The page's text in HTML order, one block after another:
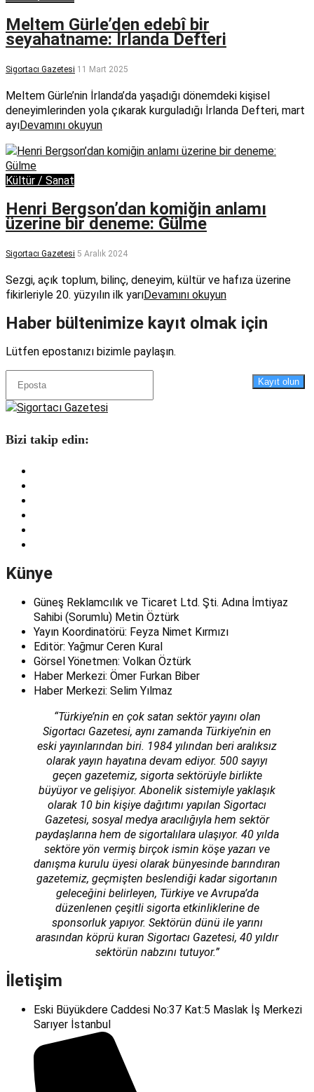
Meltem Gürle’den edebî bir
seyahatname: İrlanda Defteri
Sigortacı Gazetesi 11 Mart 2025
Meltem Gürle’nin İrlanda’da yaşadığı dönemdeki kişisel
deneyimlerinden yola çıkarak kurguladığı İrlanda Defteri, mart
ayıDevamını okuyun
Kültür / Sanat
Henri Bergson’dan komiğin anlamı
üzerine bir deneme: Gülme
Sigortacı Gazetesi 5 Aralık 2024
Sezgi, açık toplum, bilinç, deneyim, kültür ve hafıza üzerine
fikirleriyle 20. yüzyılın ilk yarıDevamını okuyun
Haber bültenimize kayıt olmak için
Lütfen epostanızı bizimle paylaşın.
Kayıt olun
Bizi takip edin:
Künye
Güneş Reklamcılık ve Ticaret Ltd. Şti. Adına İmtiyaz
Sahibi (Sorumlu) Metin Öztürk
Yayın Koordinatörü: Feyza Nimet Kırmızı
Editör: Yağmur Ceren Kural
Görsel Yönetmen: Volkan Öztürk
Haber Merkezi: Ömer Furkan Biber
Haber Merkezi: Selim Yılmaz
“Türkiye’nin en çok satan sektör yayını olan
Sigortacı Gazetesi, aynı zamanda Türkiye’nin en
eski yayınlarından biri. 1984 yılından beri aralıksız
olarak yayın hayatına devam ediyor. 500 sayıyı
geçen gazetemiz, sigorta sektörüyle birlikte
büyüyor ve gelişiyor. Abonelik sistemiyle yaklaşık
olarak 10 bin kişiye dağıtımı yapılan Sigortacı
Gazetesi, sosyal medya aracılığıyla hem sektör
paydaşlarına hem de sigortalılara ulaşıyor. 40 yılda
sektöre yön vermiş birçok ismin köşe yazarı ve
danışma kurulu üyesi olarak bünyesinde barındıran
gazetemiz, geçmişten beslendiği kadar sigortanın
geleceğini belirleyen, Türkiye ve Avrupa’da
düzenlenen çeşitli sigorta etkinliklerine de
sponsorluk yapıyor. Sektörün dünü ile yarını
arasından köprü kuran Sigortacı Gazetesi, 40 yıldır
sektörün nabzını tutuyor.”
İletişim
Eski Büyükdere Caddesi No:37 Kat:5 Maslak İş Merkezi
Sarıyer İstanbul